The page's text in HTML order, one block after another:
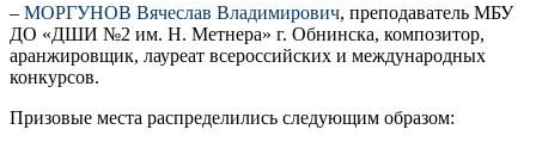
– МОРГУНОВ Вячеслав Владимирович, преподаватель МБУ
ДО «ДШИ №2 им. Н. Метнера» г. Обнинска, композитор,
аранжировщик, лауреат всероссийских и международных
конкурсов.
Призовые места распределились следующим образом: